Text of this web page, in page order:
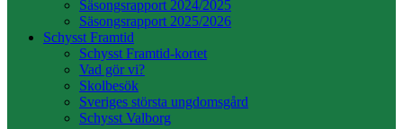
Säsongsrapport 2024/2025
Säsongsrapport 2025/2026
Schysst Framtid
Schysst Framtid-kortet
Vad gör vi?
Skolbesök
Sveriges största ungdomsgård
Schysst Valborg